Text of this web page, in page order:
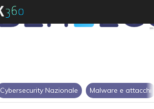
Cybersecurity Nazionale Malware e attacchi